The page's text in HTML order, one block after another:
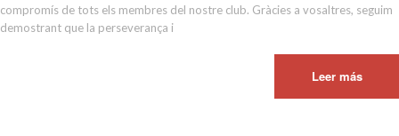
compromís de tots els membres del nostre club. Gràcies a vosaltres, seguim
demostrant que la perseverança i
Leer más